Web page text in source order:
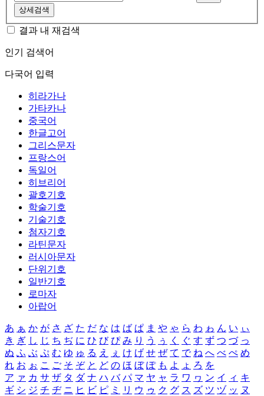
상세검색
결과 내 재검색
인기 검색어
다국어 입력
히라가나
가타카나
중국어
한글고어
그리스문자
프랑스어
독일어
히브리어
괄호기호
학술기호
기술기호
첨자기호
라틴문자
러시아문자
단위기호
일반기호
로마자
아랍어
あ ぁ か が さ ざ た だ な は ば ぱ ま や ゃ ら わ ゎ ん い ぃ
き ぎ し じ ち ぢ に ひ び ぴ み り う ぅ く ぐ す ず つ づ っ
ぬ ふ ぶ ぷ む ゆ ゅ る え ぇ け げ せ ぜ て で ね へ べ ぺ め
れ お ぉ こ ご そ ぞ と ど の ほ ぼ ぽ も よ ょ ろ を
ア ァ カ サ ザ タ ダ ナ ハ バ パ マ ヤ ャ ラ ワ ヮ ン イ ィ キ
ギ シ ジ チ ヂ ニ ヒ ビ ピ ミ リ ウ ゥ ク グ ス ズ ツ ヅ ッ ヌ